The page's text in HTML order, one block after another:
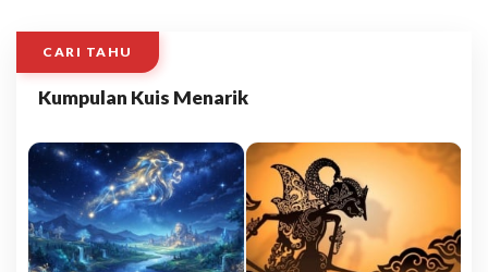
CARI TAHU
Kumpulan Kuis Menarik